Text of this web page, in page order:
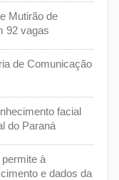
Mutirão de
92 vagas
de Comunicação
facial
do Paraná
à
e dados da